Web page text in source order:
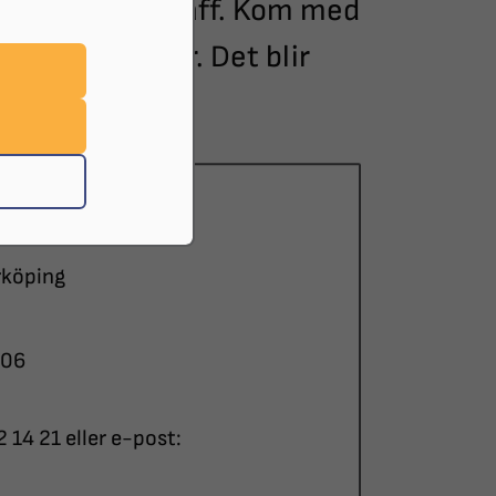
dig till Stickträff. Kom med
möjligheter. Det blir
14 21 eller e-post: